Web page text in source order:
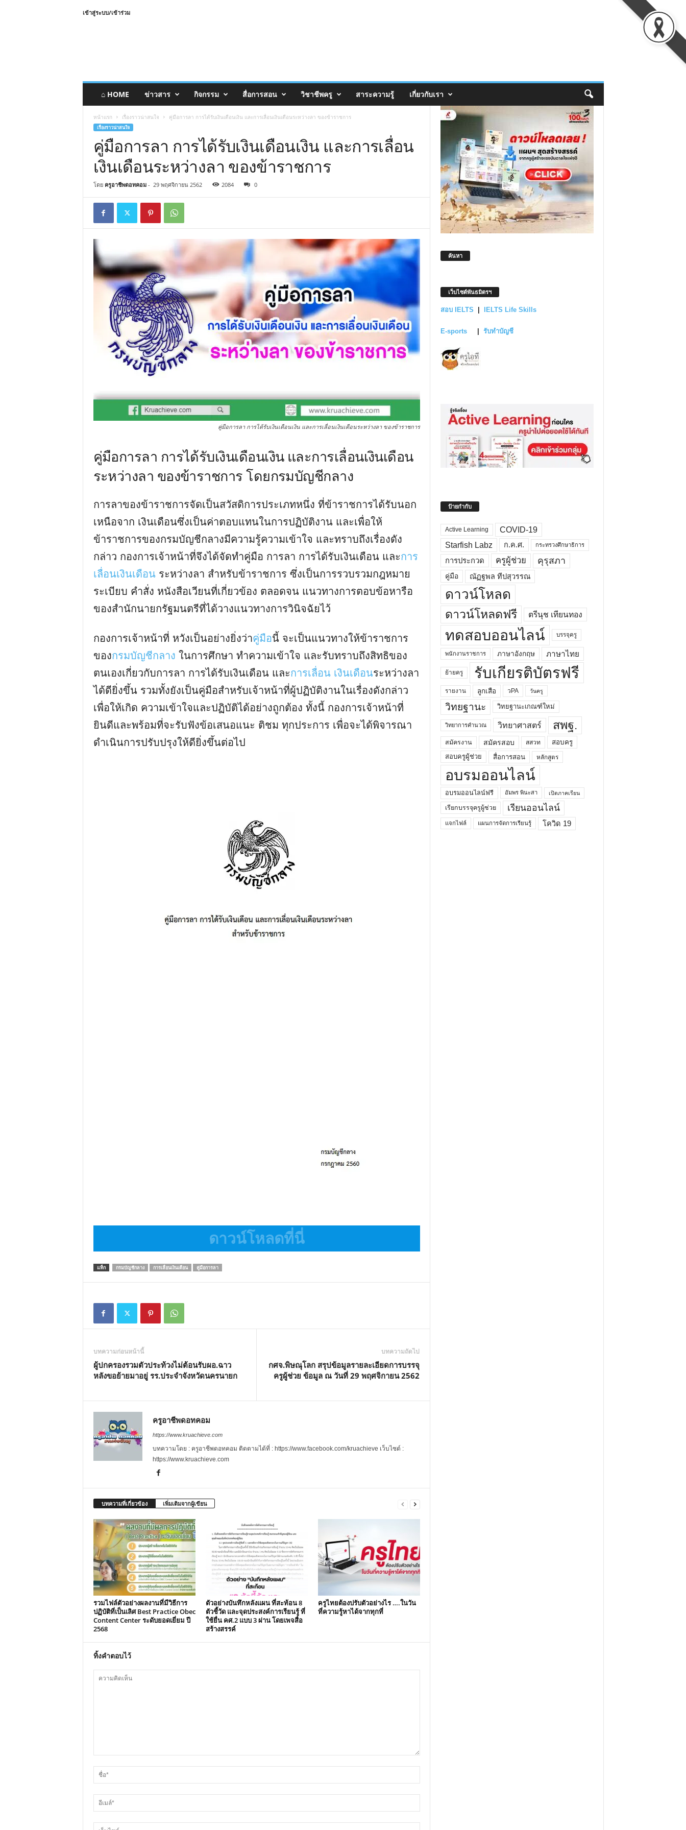
เข้าสู่ระบบ/เข้าร่วม
⌂ HOME ข่าวสาร กิจกรรม สื่อการสอน วิชาชีพครู สาระความรู้ เกี่ยวกับเรา
หน้าแรก เรื่องราวน่าสนใจ คู่มือการลา การได้รับเงินเดือนเงิน และการเลื่อนเงินเดือนระหว่างลา ของข้าราชการ
เรื่องราวน่าสนใจ
คู่มือการลา การได้รับเงินเดือนเงิน และการเลื่อน
เงินเดือนระหว่างลา ของข้าราชการ
โดย ครูอาชีพดอทคอม- 29 พฤศจิกายน 2562 2084 0
คู่มือการลา การได้รับเงินเดือนเงิน และการเลื่อนเงินเดือนระหว่างลา ของข้าราชการ
คู่มือการลา การได้รับเงินเดือนเงิน และการเลื่อนเงินเดือน
ระหว่างลา ของข้าราชการ โดยกรมบัญชีกลาง
การลาของข้าราชการจัดเป็นสวัสดิการประเภทหนึ่ง ที่ข้าราชการได้รับนอก
เหนือจาก เงินเดือนซึ่งเป็นค่าตอบแทนในการปฏิบัติงาน และเพื่อให้
ข้าราชการของกรมบัญชีกลางมีความรู้ความเข้าใจ และทราบถึงเรื่องดัง
กล่าว กองการเจ้าหน้าที่จึงได้จัดทําคู่มือ การลา การได้รับเงินเดือน และการ
เลื่อนเงินเดือนระหว่างลา สําหรับข้าราชการ ซึ่งเป็นการรวบรวมกฎหมาย
ระเบียบ คําสั่ง หนังสือเวียนที่เกี่ยวข้อง ตลอดจน แนวทางการตอบข้อหารือ
ของสํานักนายกรัฐมนตรีที่ได้วางแนวทางการวินิจฉัยไว้
กองการเจ้าหน้าที่ หวังเป็นอย่างยิ่งว่าคู่มือนี้ จะเป็นแนวทางให้ข้าราชการ
ของกรมบัญชีกลาง ในการศึกษา ทําความเข้าใจ และรับทราบถึงสิทธิของ
ตนเองเกี่ยวกับการลา การได้รับเงินเดือน และการเลื่อน เงินเดือนระหว่างลา
ได้ดียิ่งขึ้น รวมทั้งยังเป็นคู่มือสําหรับเจ้าหน้าที่ผู้ปฏิบัติงานในเรื่องดังกล่าว
เพื่อให้เกิด ความเข้าใจและปฏิบัติได้อย่างถูกต้อง ทั้งนี้ กองการเจ้าหน้าที่
ยินดีและพร้อมที่จะรับฟังข้อเสนอแนะ ติชม ทุกประการ เพื่อจะได้พิจารณา
ดําเนินการปรับปรุงให้ดียิ่งขึ้นต่อไป
ดาวน์โหลดที่นี่
แท็ก กรมบัญชีกลาง การเลื่อนเงินเดือน คู่มือการลา
บทความก่อนหน้านี้
ผู้ปกครองรวมตัวประท้วงไม่ต้อนรับผอ.ฉาว
หลังขอย้ายมาอยู่ รร.ประจำจังหวัดนครนายก
บทความถัดไป
กศจ.พิษณุโลก สรุปข้อมูลรายละเอียดการบรรจุ
ครูผู้ช่วย ข้อมูล ณ วันที่ 29 พฤศจิกายน 2562
ครูอาชีพดอทคอม
https://www.kruachieve.com
บทความโดย : ครูอาชีพดอทคอม ติดตามได้ที่ : https://www.facebook.com/kruachieve เว็บไซต์ :
https://www.kruachieve.com
บทความที่เกี่ยวข้อง เพิ่มเติมจากผู้เขียน
รวมไฟล์ตัวอย่างผลงานที่มีวิธีการ
ปฏิบัติที่เป็นเลิศ Best Practice Obec
Content Center ระดับยอดเยี่ยม ปี
2568
ตัวอย่างบันทึกหลังแผน ที่สะท้อน 8
ตัวชี้วัด และจุดประสงค์การเรียนรู้ ที่
ใช้ยื่น คศ.2 แบบ 3 ผ่าน โดยเพจสื่อ
สร้างสรรค์
ครูไทยต้องปรับตัวอย่างไร ….ในวัน
ที่ความรู้หาได้จากทุกที่
ทิ้งคำตอบไว้
ค้นหา
เว็บไซต์พันธมิตรฯ
สอบ IELTS IELTS Life Skills
E-sports รับทำบัญชี
ป้ายกำกับ
Active Learning
COVID-19
Starfish Labz
ก.ค.ศ. กระทรวงศึกษาธิการ
การประกวด ครูผู้ช่วย คุรุสภา
คู่มือ ณัฏฐพล ทีปสุวรรณ
ดาวน์โหลด
ดาวน์โหลดฟรี ตรีนุช เทียนทอง
ทดสอบออนไลน์ บรรจุครู
พนักงานราชการ ภาษาอังกฤษ ภาษาไทย
ย้ายครู รับเกียรติบัตรฟรี
รายงาน ลูกเสือ วPA วันครู
วิทยฐานะ วิทยฐานะเกณฑ์ใหม่
วิทยาการคำนวณ วิทยาศาสตร์ สพฐ.
สมัครงาน สมัครสอบ สสวท
สอบครู
สอบครูผู้ช่วย
สื่อการสอน หลักสูตร
อบรมออนไลน์
อบรมออนไลน์ฟรี อัมพร พินะสา เปิดภาคเรียน
เรียกบรรจุครูผู้ช่วย เรียนออนไลน์
แจกไฟล์ แผนการจัดการเรียนรู้ โควิด 19